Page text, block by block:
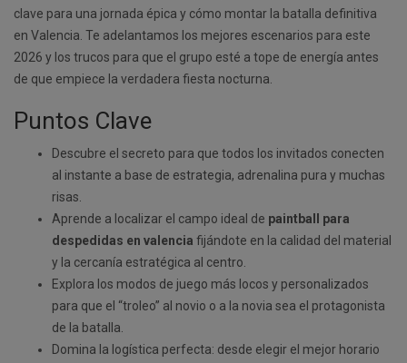
clave para una jornada épica y cómo montar la batalla definitiva
en Valencia. Te adelantamos los mejores escenarios para este
2026 y los trucos para que el grupo esté a tope de energía antes
de que empiece la verdadera fiesta nocturna.
Puntos Clave
Descubre el secreto para que todos los invitados conecten
al instante a base de estrategia, adrenalina pura y muchas
risas.
Aprende a localizar el campo ideal de paintball para
despedidas en valencia fijándote en la calidad del material
y la cercanía estratégica al centro.
Explora los modos de juego más locos y personalizados
para que el “troleo” al novio o a la novia sea el protagonista
de la batalla.
Domina la logística perfecta: desde elegir el mejor horario